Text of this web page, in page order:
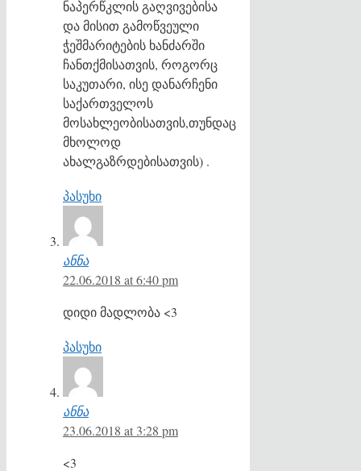
ნაპერწკლის გაღვივებისა
და მისით გამოწვეული
ჭეშმარიტების ხანძარში
ჩანთქმისათვის, როგორც
საკუთარი, ისე დანარჩენი
საქართველოს
მოსახლეობისათვის,თუნდაც
მხოლოდ
ახალგაზრდებისათვის) .
პასუხი
ანნა
22.06.2018 at 6:40 pm
დიდი მადლობა <3
პასუხი
ანნა
23.06.2018 at 3:28 pm
<3